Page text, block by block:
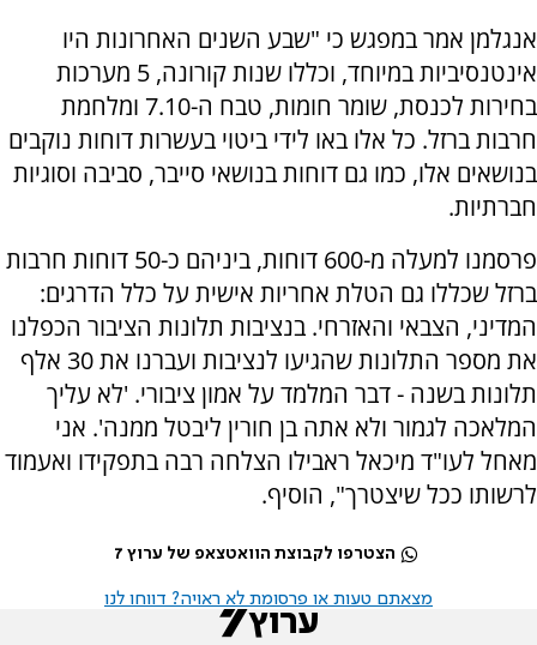
אנגלמן אמר במפגש כי "שבע השנים האחרונות היו
אינטנסיביות במיוחד, וכללו שנות קורונה, 5 מערכות
בחירות לכנסת, שומר חומות, טבח ה-7.10 ומלחמת
חרבות ברזל. כל אלו באו לידי ביטוי בעשרות דוחות נוקבים
בנושאים אלו, כמו גם דוחות בנושאי סייבר, סביבה וסוגיות
חברתיות.
פרסמנו למעלה מ-600 דוחות, ביניהם כ-50 דוחות חרבות
ברזל שכללו גם הטלת אחריות אישית על כלל הדרגים:
המדיני, הצבאי והאזרחי. בנציבות תלונות הציבור הכפלנו
את מספר התלונות שהגיעו לנציבות ועברנו את 30 אלף
תלונות בשנה - דבר המלמד על אמון ציבורי. 'לא עליך
המלאכה לגמור ולא אתה בן חורין ליבטל ממנה'. אני
מאחל לעו"ד מיכאל ראבילו הצלחה רבה בתפקידו ואעמוד
לרשותו ככל שיצטרך", הוסיף.
הצטרפו לקבוצת הוואטצאפ של ערוץ 7
מצאתם טעות או פרסומת לא ראויה? דווחו לנו